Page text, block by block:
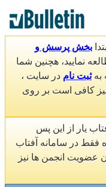
بخش پرسش و
نمایید، هچنین شما
بهثبت نام در سایت ،
نیز کافی است بر روی
یار از این پس
فقط در سامانه آفتاب
عضویت انجمن ها نیز